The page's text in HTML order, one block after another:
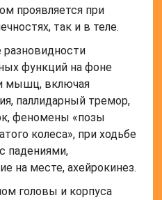
проявляется при
так и в теле.
функций на фоне
мышц, включая
паллидарный тремор,
феномены «позы
колеса», при ходьбе
падениями,
на месте, ахейрокинез.
головы и корпуса